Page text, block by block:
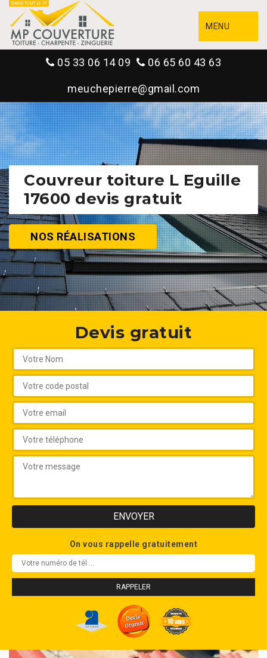
MENU
05 33 06 14 09 06 65 60 43 63
meuchepierre@gmail.com
Couvreur toiture L Eguille
17600 devis gratuit
NOS RÉALISATIONS
Devis gratuit
On vous rappelle gratuitement